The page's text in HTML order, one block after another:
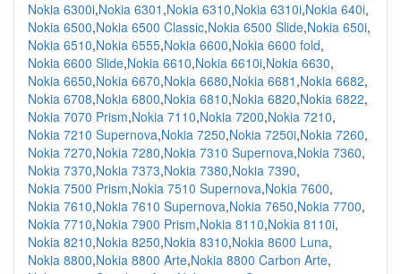
Nokia 6300i,Nokia 6301 ,Nokia 6310,Nokia 6310i,Nokia 640i,
Nokia 6500,Nokia 6500 Classic,Nokia 6500 Slide,Nokia 650i,
Nokia 6510,Nokia 6555,Nokia 6600,Nokia 6600 fold,
Nokia 6600 Slide,Nokia 6610,Nokia 6610i,Nokia 6630,
Nokia 6650,Nokia 6670,Nokia 6680,Nokia 6681 ,Nokia 6682,
Nokia 6708,Nokia 6800,Nokia 6810,Nokia 6820,Nokia 6822,
Nokia 7070 Prism,Nokia 7110,Nokia 7200,Nokia 7210,
Nokia 7210 Supernova,Nokia 7250,Nokia 7250i,Nokia 7260,
Nokia 7270,Nokia 7280,Nokia 7310 Supernova,Nokia 7360,
Nokia 7370,Nokia 7373,Nokia 7380,Nokia 7390,
Nokia 7500 Prism,Nokia 7510 Supernova,Nokia 7600,
Nokia 7610,Nokia 7610 Supernova,Nokia 7650,Nokia 7700,
Nokia 7710,Nokia 7900 Prism,Nokia 8110,Nokia 8110i,
Nokia 8210,Nokia 8250,Nokia 8310,Nokia 8600 Luna,
Nokia 8800,Nokia 8800 Arte,Nokia 8800 Carbon Arte,